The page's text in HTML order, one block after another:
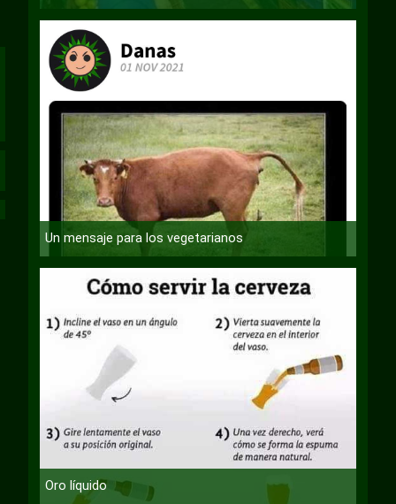
Un mensaje para los vegetarianos
Oro líquido